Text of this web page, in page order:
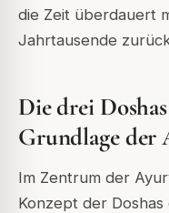
die Zeit überdauert
Jahrtausende
Die drei
Grundlage der
Im Zentrum der
Konzept der Doshas